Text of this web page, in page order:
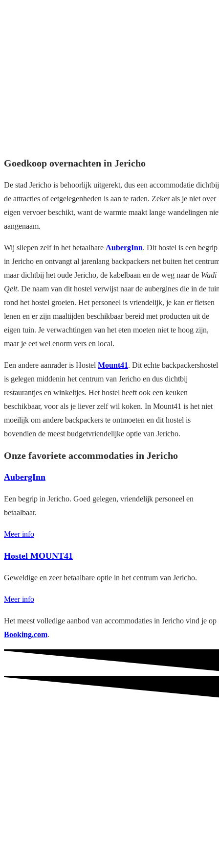
Goedkoop overnachten in Jericho
De stad Jericho is behoorlijk uitgerekt, dus een accommodatie dichtbij
de attracties of eetgelegenheden is aan te raden. Zeker als je niet over
eigen vervoer beschikt, want de warmte maakt lange wandelingen
aangenaam.
Wij sliepen zelf in het betaalbare AubergInn. Dit hostel is een begrip
in Jericho en ontvangt al jarenlang backpackers net buiten het
maar dichtbij het oude Jericho, de kabelbaan en de weg naar de Wadi
Qelt. De naam van dit hostel verwijst naar de aubergines die in de
rond het hostel groeien. Het personeel is vriendelijk, je kan er fietsen
lenen en er zijn maaltijden beschikbaar bereid met producten uit de
eigen tuin. Je verwachtingen van het eten moeten niet te hoog zijn,
maar je eet wel enorm vers en local.
Een andere aanrader is Hostel Mount41. Dit echte backpackershostel
is gelegen middenin het centrum van Jericho en dus dichtbij
restaurantjes en winkeltjes. Het hostel heeft ook een keuken
beschikbaar, voor als je liever zelf wil koken. In Mount41 is het niet
moeilijk om andere backpackers te ontmoeten en dit hostel is
bovendien de meest budgetvriendelijke optie van Jericho.
Onze favoriete accommodaties in Jericho
AubergInn
Een begrip in Jericho. Goed gelegen, vriendelijk personeel en
betaalbaar.
Meer info
Hostel MOUNT41
Geweldige en zeer betaalbare optie in het centrum van Jericho.
Meer info
Het meest volledige aanbod van accommodaties in Jericho vind je op
Booking.com.